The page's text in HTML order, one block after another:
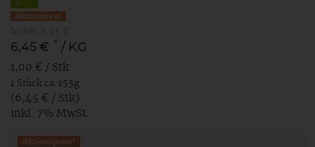
Aktionspreis!
6,45 € * / KG
1,00 € / Stk
1 Stück ca. 155g
(6,45 € / Stk)
inkl. 7% MwSt.
Aktionspreis!